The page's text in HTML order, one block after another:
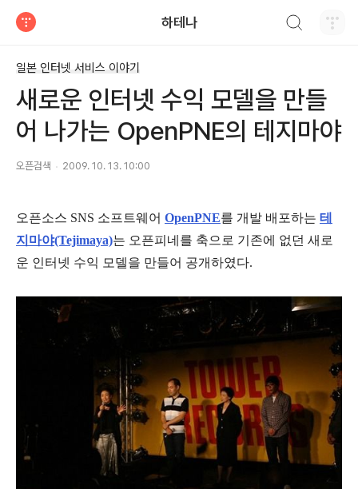
하테나
일본 인터넷 서비스 이야기
새로운 인터넷 수익 모델을 만들
어 나가는 OpenPNE의 테지마야
오픈검색 2009. 10. 13. 10:00
오픈소스 SNS 소프트웨어 OpenPNE를 개발 배포하는 테
지마야(Tejimaya)는 오픈피네를 축으로 기존에 없던 새로
운 인터넷 수익 모델을 만들어 공개하였다.